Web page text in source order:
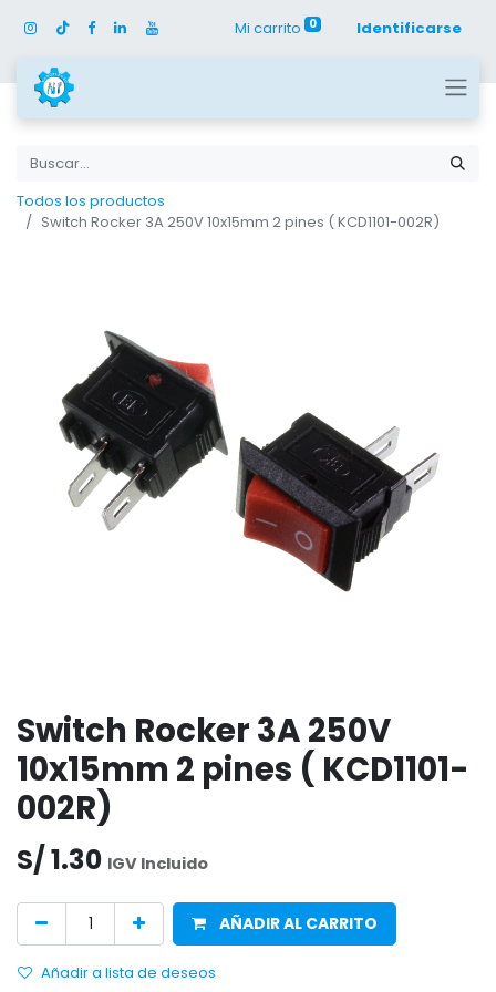
Mi carrito 0 Identificarse
Todos los productos
Switch Rocker 3A 250V 10x15mm 2 pines ( KCD1101-002R)
Switch Rocker 3A 250V
10x15mm 2 pines ( KCD1101-
002R)
S/1.30 IGV Incluido
AÑADIR AL CARRITO
Añadir a lista de deseos